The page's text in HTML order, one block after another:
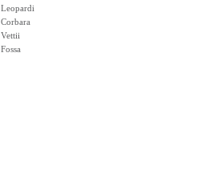
Leopardi
Corbara
Vettii
Fossa